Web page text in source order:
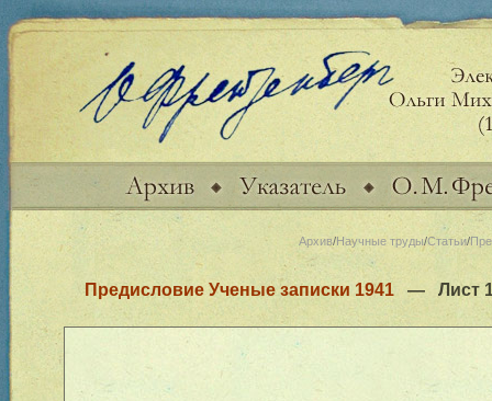
Архив/Научные труды/Статьи/
Предисловие Ученые записки 1941— Лист 1